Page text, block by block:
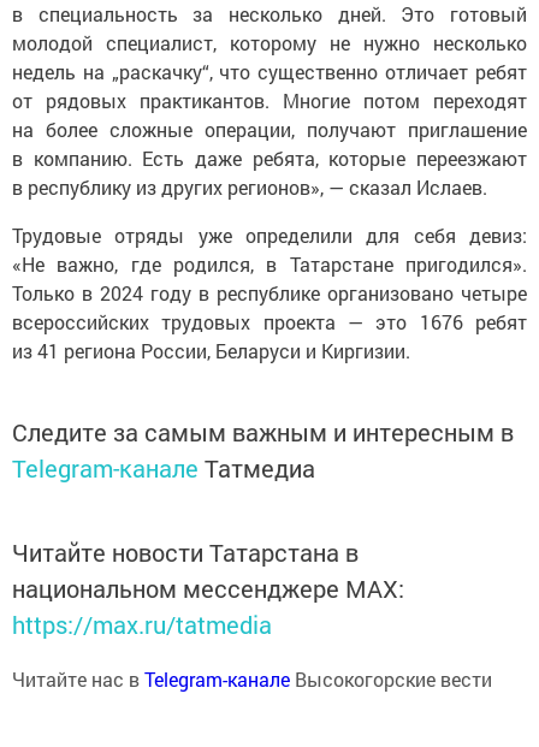
в специальность за несколько дней. Это готовый
молодой специалист, которому не нужно несколько
недель на „раскачку“, что существенно отличает ребят
от рядовых практикантов. Многие потом переходят
на более сложные операции, получают приглашение
в компанию. Есть даже ребята, которые переезжают
в республику из других регионов», — сказал Ислаев.
Трудовые отряды уже определили для себя девиз:
«Не важно, где родился, в Татарстане пригодился».
Только в 2024 году в республике организовано четыре
всероссийских трудовых проекта — это 1676 ребят
из 41 региона России, Беларуси и Киргизии.
Следите за самым важным и интересным в
Telegram-канале Татмедиа
Читайте новости Татарстана в
национальном мессенджере MАХ:
https://max.ru/tatmedia
Читайте нас вTelegram-канале Высокогорские вести